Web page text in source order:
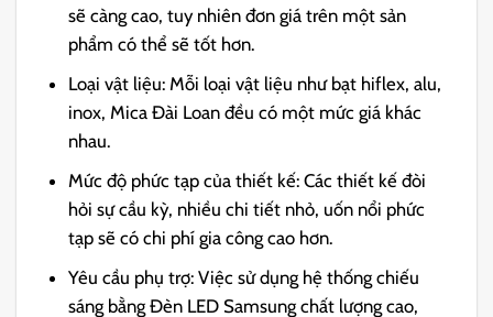
sẽ càng cao, tuy nhiên đơn giá trên một sản
phẩm có thể sẽ tốt hơn.
Loại vật liệu: Mỗi loại vật liệu như bạt hiflex, alu,
inox, Mica Đài Loan đều có một mức giá khác
nhau.
Mức độ phức tạp của thiết kế: Các thiết kế đòi
hỏi sự cầu kỳ, nhiều chi tiết nhỏ, uốn nổi phức
tạp sẽ có chi phí gia công cao hơn.
Yêu cầu phụ trợ: Việc sử dụng hệ thống chiếu
sáng bằng Đèn LED Samsung chất lượng cao,